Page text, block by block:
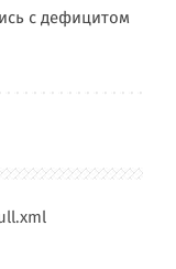
с дефицитом